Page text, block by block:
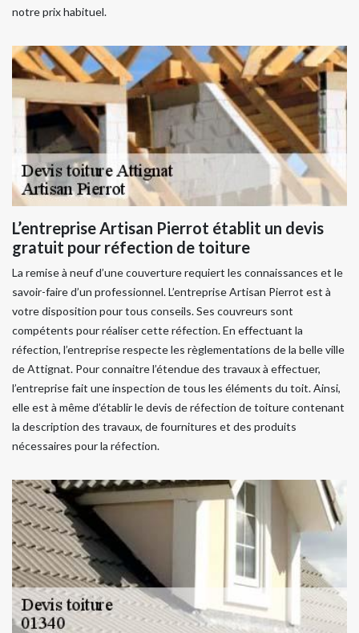
notre prix habituel.
L’entreprise Artisan Pierrot établit un devis
gratuit pour réfection de toiture
La remise à neuf d’une couverture requiert les connaissances et le
savoir-faire d’un professionnel. L’entreprise Artisan Pierrot est à
votre disposition pour tous conseils. Ses couvreurs sont
compétents pour réaliser cette réfection. En effectuant la
réfection, l’entreprise respecte les règlementations de la belle ville
de Attignat. Pour connaitre l’étendue des travaux à effectuer,
l’entreprise fait une inspection de tous les éléments du toit. Ainsi,
elle est à même d’établir le devis de réfection de toiture contenant
la description des travaux, de fournitures et des produits
nécessaires pour la réfection.